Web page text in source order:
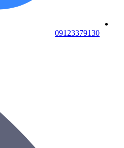
09123379130